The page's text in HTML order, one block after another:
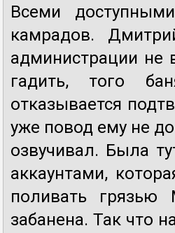
Всеми
камрадов.
администрации не
гадить, того
отказывается
уже повод ему не
озвучивал. Была
аккаунтами,
поливать
забанена. Так что